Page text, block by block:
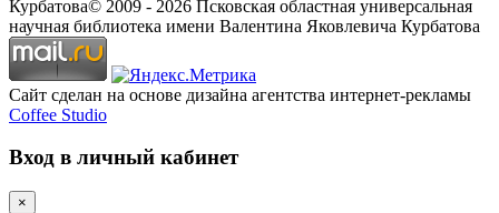
Курбатова© 2009 - 2026 Псковская областная универсальная
научная библиотека имени Валентина Яковлевича Курбатова
Сайт сделан на основе дизайна агентства интернет-рекламы
Coffee Studio
Вход в личный кабинет
×